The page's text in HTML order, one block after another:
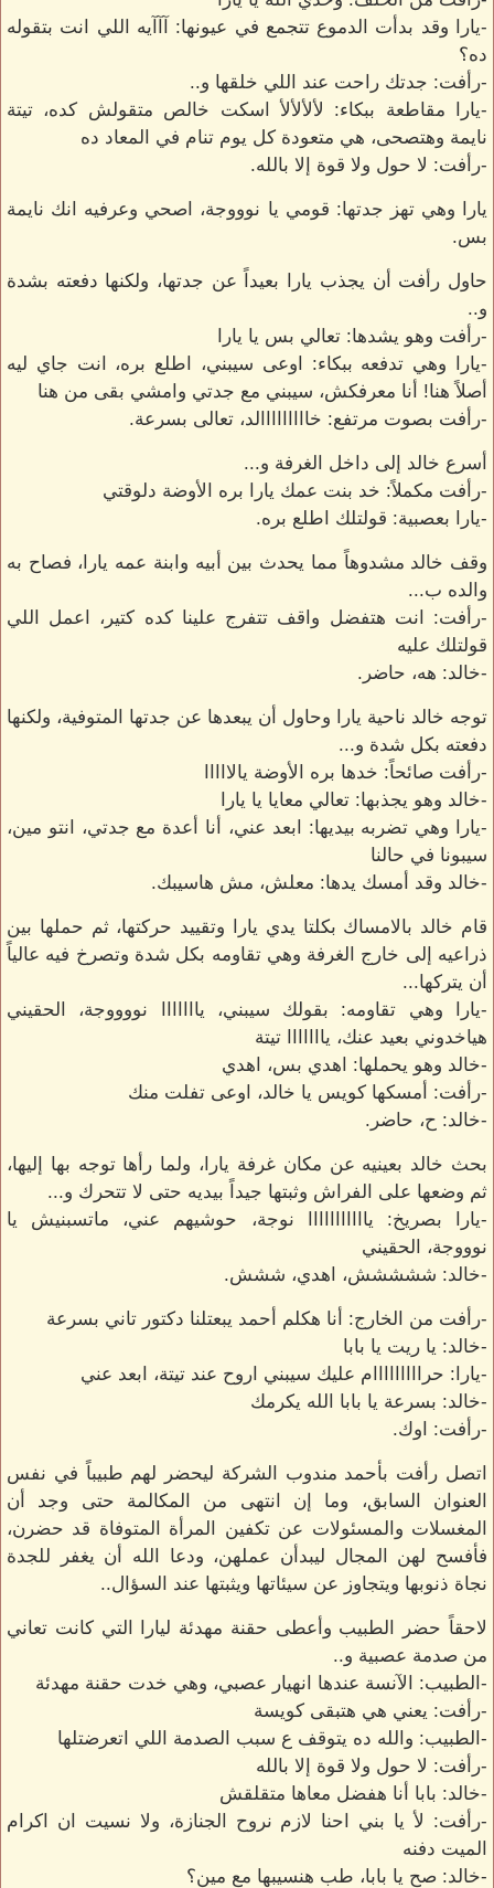
-يارا وقد بدأت الدموع تتجمع في عيونها: آآآيه اللي انت بتقوله
ده؟
-رأفت: جدتك راحت عند اللي خلقها و..
-يارا مقاطعة ببكاء: لألألألأ اسكت خالص متقولش كده، تيتة
نايمة وهتصحى، هي متعودة كل يوم تنام في المعاد ده
-رأفت: لا حول ولا قوة إلا بالله.
يارا وهي تهز جدتها: قومي يا نوووجة، اصحي وعرفيه انك نايمة
بس.
حاول رأفت أن يجذب يارا بعيداً عن جدتها، ولكنها دفعته بشدة
و..
-رأفت وهو يشدها: تعالي بس يا يارا
-يارا وهي تدفعه ببكاء: اوعى سيبني، اطلع بره، انت جاي ليه
أصلاً هنا! أنا معرفكش، سيبني مع جدتي وامشي بقى من هنا
-رأفت بصوت مرتفع: خااااااااالد، تعالى بسرعة.
أسرع خالد إلى داخل الغرفة و...
-رأفت مكملاً: خد بنت عمك يارا بره الأوضة دلوقتي
-يارا بعصبية: قولتلك اطلع بره.
وقف خالد مشدوهاً مما يحدث بين أبيه وابنة عمه يارا، فصاح به
والده ب...
-رأفت: انت هتفضل واقف تتفرج علينا كده كتير، اعمل اللي
قولتلك عليه
-خالد: هه، حاضر.
توجه خالد ناحية يارا وحاول أن يبعدها عن جدتها المتوفية، ولكنها
دفعته بكل شدة و...
-رأفت صائحاً: خدها بره الأوضة يالااااا
-خالد وهو يجذبها: تعالي معايا يا يارا
-يارا وهي تضربه بيديها: ابعد عني، أنا أعدة مع جدتي، انتو مين،
سيبونا في حالنا
-خالد وقد أمسك يدها: معلش، مش هاسيبك.
قام خالد بالامساك بكلتا يدي يارا وتقييد حركتها، ثم حملها بين
ذراعيه إلى خارج الغرفة وهي تقاومه بكل شدة وتصرخ فيه عالياً
أن يتركها...
-يارا وهي تقاومه: بقولك سيبني، يااااااا نووووجة، الحقيني
هياخدوني بعيد عنك، يااااااا تيتة
-خالد وهو يحملها: اهدي بس، اهدي
-رأفت: أمسكها كويس يا خالد، اوعى تفلت منك
-خالد: ح، حاضر.
بحث خالد بعينيه عن مكان غرفة يارا، ولما رأها توجه بها إليها،
ثم وضعها على الفراش وثبتها جيداً بيديه حتى لا تتحرك و...
-يارا بصريخ: يااااااااااا نوجة، حوشيهم عني، ماتسبنيش يا
نوووجة، الحقيني
-خالد: ششششش، اهدي، ششش.
-رأفت من الخارج: أنا هكلم أحمد يبعتلنا دكتور تاني بسرعة
-خالد: يا ريت يا بابا
-يارا: حرااااااااام عليك سيبني اروح عند تيتة، ابعد عني
-خالد: بسرعة يا بابا الله يكرمك
-رأفت: اوك.
اتصل رأفت بأحمد مندوب الشركة ليحضر لهم طبيباً في نفس
العنوان السابق، وما إن انتهى من المكالمة حتى وجد أن
المغسلات والمسئولات عن تكفين المرأة المتوفاة قد حضرن،
فأفسح لهن المجال ليبدأن عملهن، ودعا الله أن يغفر للجدة
نجاة ذنوبها ويتجاوز عن سيئاتها ويثبتها عند السؤال..
لاحقاً حضر الطبيب وأعطى حقنة مهدئة ليارا التي كانت تعاني
من صدمة عصبية و..
-الطبيب: الآنسة عندها انهيار عصبي، وهي خدت حقنة مهدئة
-رأفت: يعني هي هتبقى كويسة
-الطبيب: والله ده يتوقف ع سبب الصدمة اللي اتعرضتلها
-رأفت: لا حول ولا قوة إلا بالله
-خالد: بابا أنا هفضل معاها متقلقش
-رأفت: لأ يا بني احنا لازم نروح الجنازة، ولا نسيت ان اكرام
الميت دفنه
-خالد: صح يا بابا، طب هنسيبها مع مين؟